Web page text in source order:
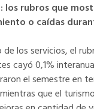
los rubros que
o caídas
de los servicios, el
cayó 0,1%
el semestre en
que el